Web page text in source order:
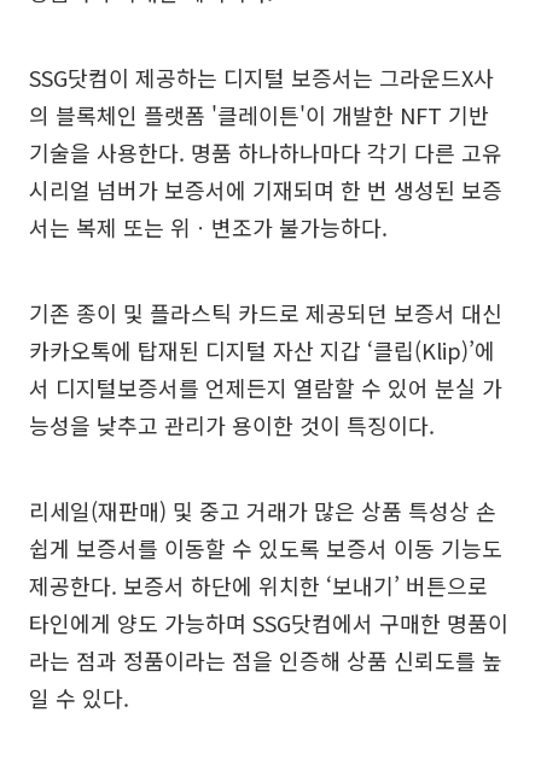
SSG닷컴이 제공하는 디지털 보증서는 그라운드X사
의 블록체인 플랫폼 '클레이튼'이 개발한 NFT 기반
기술을 사용한다. 명품 하나하나마다 각기 다른 고유
시리얼 넘버가 보증서에 기재되며 한 번 생성된 보증
서는 복제 또는 위ㆍ변조가 불가능하다.
기존 종이 및 플라스틱 카드로 제공되던 보증서 대신
카카오톡에 탑재된 디지털 자산 지갑 ‘클립(Klip)’에
서 디지털보증서를 언제든지 열람할 수 있어 분실 가
능성을 낮추고 관리가 용이한 것이 특징이다.
리세일(재판매) 및 중고 거래가 많은 상품 특성상 손
쉽게 보증서를 이동할 수 있도록 보증서 이동 기능도
제공한다. 보증서 하단에 위치한 ‘보내기’ 버튼으로
타인에게 양도 가능하며 SSG닷컴에서 구매한 명품이
라는 점과 정품이라는 점을 인증해 상품 신뢰도를 높
일 수 있다.